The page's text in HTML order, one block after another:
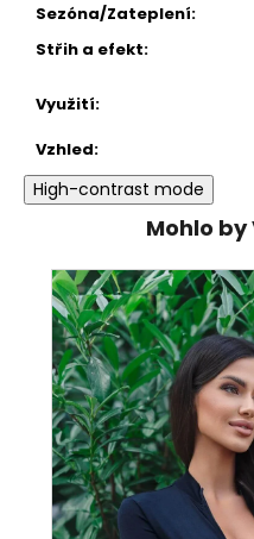
Sezóna/Zateplení:
Střih a efekt:
Využití:
Vzhled:
High-contrast mode